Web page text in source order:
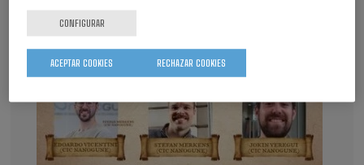
CONFIGURAR
RECHAZAR COOKIES
ACEPTAR COOKIES